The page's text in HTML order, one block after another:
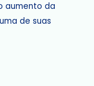
aumento da
de suas